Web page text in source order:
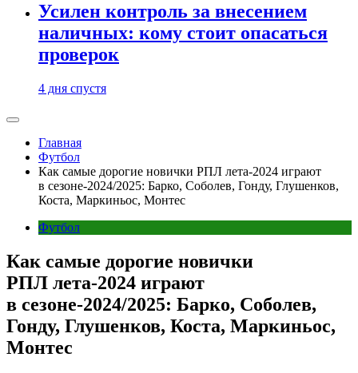
Усилен контроль за внесением
наличных: кому стоит опасаться
проверок
4 дня спустя
Главная
Футбол
Как самые дорогие новички РПЛ лета-2024 играют
в сезоне-2024/2025: Барко, Соболев, Гонду, Глушенков,
Коста, Маркиньос, Монтес
Футбол
Как самые дорогие новички
РПЛ лета-2024 играют
в сезоне-2024/2025: Барко, Соболев,
Гонду, Глушенков, Коста, Маркиньос,
Монтес